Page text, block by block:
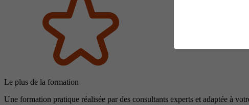
Le plus de la formation
Une formation pratique réalisée par des consultants experts et adaptée à